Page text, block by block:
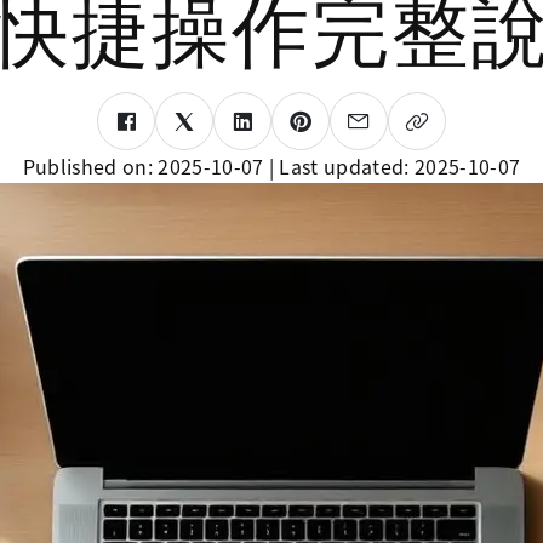
捷操作完整
Published on:2025-10-07 | Last updated: 2025-10-07